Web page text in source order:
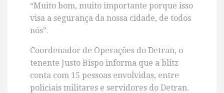
“Muito bom, muito importante porque isso
visa a segurança da nossa cidade, de todos
nós”.
Coordenador de Operações do Detran, o
tenente Justo Bispo informa que a blitz
conta com 15 pessoas envolvidas, entre
policiais militares e servidores do Detran.